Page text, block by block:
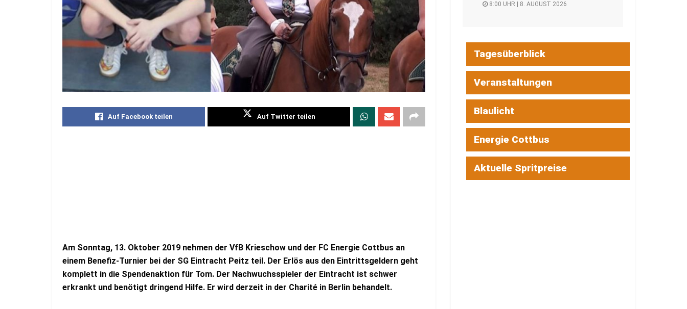
Auf Facebook teilen Auf Twitter teilen
Am Sonntag, 13. Oktober 2019 nehmen der VfB Krieschow und der FC Energie Cottbus an
einem Benefiz-Turnier bei der SG Eintracht Peitz teil. Der Erlös aus den Eintrittsgeldern geht
komplett in die Spendenaktion für Tom. Der Nachwuchsspieler der Eintracht ist schwer
erkrankt und benötigt dringend Hilfe. Er wird derzeit in der Charité in Berlin behandelt.
8:00 UHR | 8. AUGUST 2026
Tagesüberblick
Veranstaltungen
Blaulicht
Energie Cottbus
Aktuelle Spritpreise